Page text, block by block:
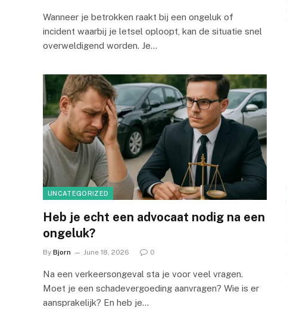
Wanneer je betrokken raakt bij een ongeluk of
incident waarbij je letsel oploopt, kan de situatie snel
overweldigend worden. Je…
UNCATEGORIZED
Heb je echt een advocaat nodig na een
ongeluk?
By Bjorn June 18, 2026 0
Na een verkeersongeval sta je voor veel vragen.
Moet je een schadevergoeding aanvragen? Wie is er
aansprakelijk? En heb je…